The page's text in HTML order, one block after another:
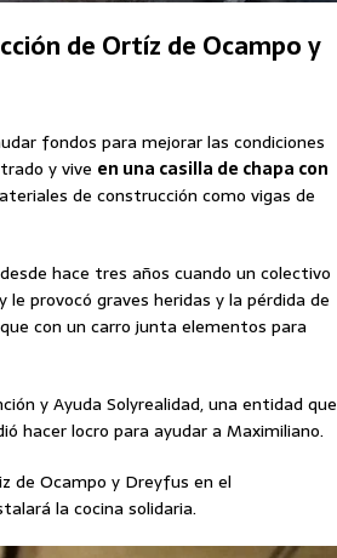
de Ortíz de Ocampo y
fondos para mejorar las condiciones
y vive en una casilla de chapa con
de construcción como vigas de
hace tres años cuando un colectivo
provocó graves heridas y la pérdida de
con un carro junta elementos para
y Ayuda Solyrealidad, una entidad que
hacer locro para ayudar a Maximiliano.
de Ocampo y Dreyfus en el
la cocina solidaria.